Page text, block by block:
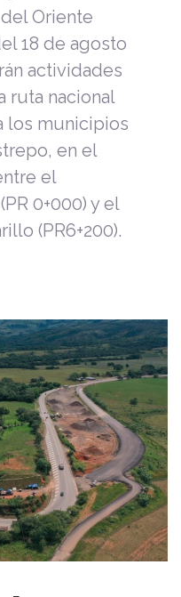
Oriente
18 de agosto
actividades
ruta nacional
los municipios
en el
el
0+000) y el
(PR6+200).